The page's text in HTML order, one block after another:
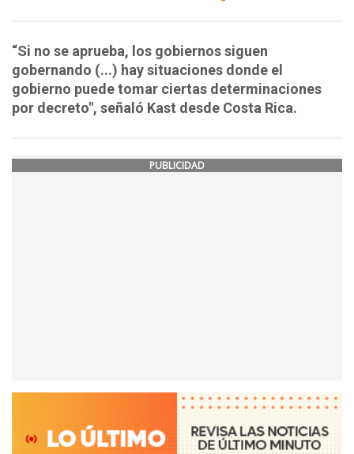
“Si no se aprueba, los gobiernos siguen
gobernando (...) hay situaciones donde el
gobierno puede tomar ciertas determinaciones
por decreto", señaló Kast desde Costa Rica.
PUBLICIDAD